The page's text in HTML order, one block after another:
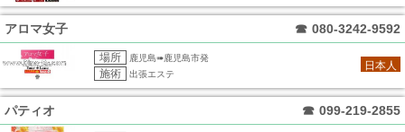
アロマ女子 ☎ 080-3242-9592
場所 鹿児島➠鹿児島市発
施術 出張エステ
日本人
パティオ ☎ 099-219-2855